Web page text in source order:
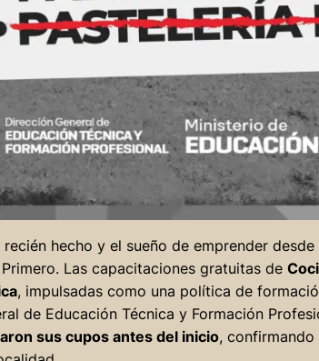
recién hecho y el sueño de emprender
Las capacitaciones gratuitas de
, impulsadas como una política de
de Educación Técnica y Formación
sus cupos antes del inicio, confirmando